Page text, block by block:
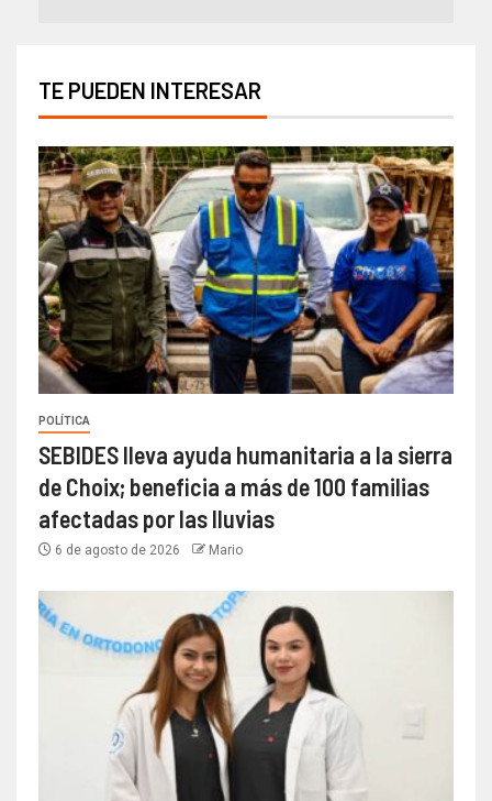
TE PUEDEN INTERESAR
POLÍTICA
SEBIDES lleva ayuda humanitaria a la sierra
de Choix; beneficia a más de 100 familias
afectadas por las lluvias
6 de agosto de 2026 Mario